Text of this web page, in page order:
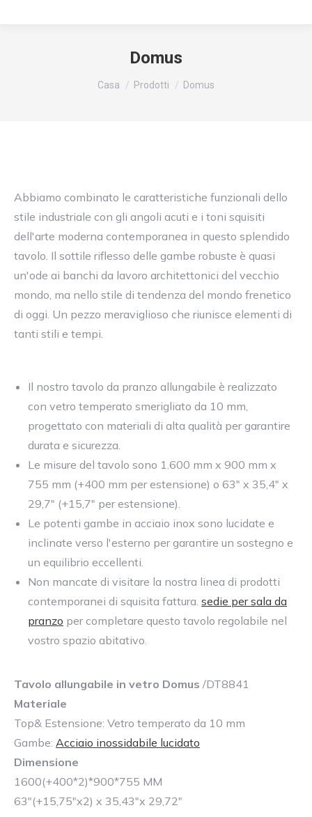
Domus
Siete qui:
Casa Prodotti Domus
Abbiamo combinato le caratteristiche funzionali dello
stile industriale con gli angoli acuti e i toni squisiti
dell'arte moderna contemporanea in questo splendido
tavolo. Il sottile riflesso delle gambe robuste è quasi
un'ode ai banchi da lavoro architettonici del vecchio
mondo, ma nello stile di tendenza del mondo frenetico
di oggi. Un pezzo meraviglioso che riunisce elementi di
tanti stili e tempi.
Il nostro tavolo da pranzo allungabile è realizzato
con vetro temperato smerigliato da 10 mm,
progettato con materiali di alta qualità per garantire
durata e sicurezza.
Le misure del tavolo sono 1.600 mm x 900 mm x
755 mm (+400 mm per estensione) o 63" x 35,4" x
29,7" (+15,7" per estensione).
Le potenti gambe in acciaio inox sono lucidate e
inclinate verso l'esterno per garantire un sostegno e
un equilibrio eccellenti.
Non mancate di visitare la nostra linea di prodotti
contemporanei di squisita fattura. sedie per sala da
pranzo per completare questo tavolo regolabile nel
vostro spazio abitativo.
Tavolo allungabile in vetro Domus /DT8841
Materiale
Top& Estensione: Vetro temperato da 10 mm
Gambe: Acciaio inossidabile lucidato
Dimensione
1600(+400*2)*900*755 MM
63″(+15,75″x2) x 35,43″x 29,72″